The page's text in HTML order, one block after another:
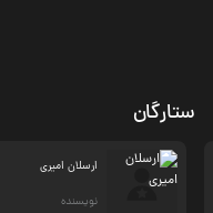
ستارگان
ارسلان امیری
نویسنده